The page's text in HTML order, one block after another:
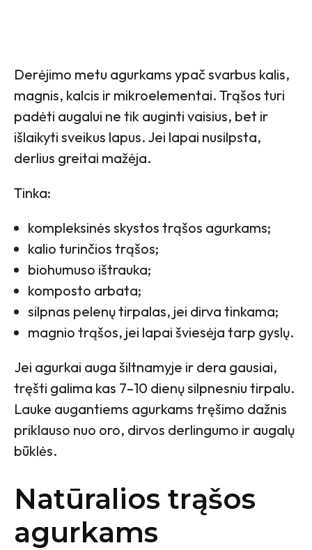
Derėjimo metu agurkams ypač svarbus kalis,
magnis, kalcis ir mikroelementai. Trąšos turi
padėti augalui ne tik auginti vaisius, bet ir
išlaikyti sveikus lapus. Jei lapai nusilpsta,
derlius greitai mažėja.
Tinka:
kompleksinės skystos trąšos agurkams;
kalio turinčios trąšos;
biohumuso ištrauka;
komposto arbata;
silpnas pelenų tirpalas, jei dirva tinkama;
magnio trąšos, jei lapai šviesėja tarp gyslų.
Jei agurkai auga šiltnamyje ir dera gausiai,
tręšti galima kas 7–10 dienų silpnesniu tirpalu.
Lauke augantiems agurkams tręšimo dažnis
priklauso nuo oro, dirvos derlingumo ir augalų
būklės.
Natūralios trąšos
agurkams